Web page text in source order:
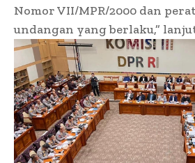
Nomor VII/MPR/2000 dan
undangan yang berlaku,”